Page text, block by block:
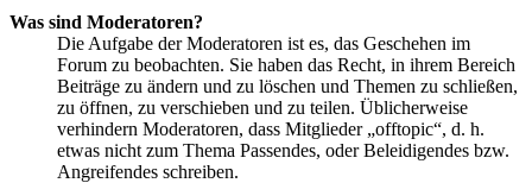
Was sind Moderatoren?
Die Aufgabe der Moderatoren ist es, das Geschehen im
Forum zu beobachten. Sie haben das Recht, in ihrem Bereich
Beiträge zu ändern und zu löschen und Themen zu schließen,
zu öffnen, zu verschieben und zu teilen. Üblicherweise
verhindern Moderatoren, dass Mitglieder „offtopic“, d. h.
etwas nicht zum Thema Passendes, oder Beleidigendes bzw.
Angreifendes schreiben.